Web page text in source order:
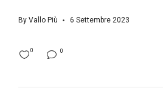
By Vallo Più 6 Settembre 2023
0
0